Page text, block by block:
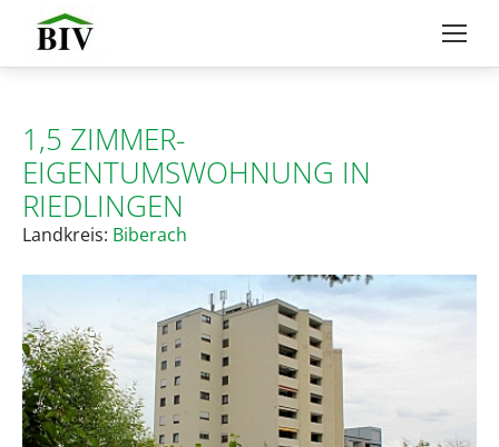
1,5 ZIMMER-
EIGENTUMSWOHNUNG IN
RIEDLINGEN
Landkreis: Biberach